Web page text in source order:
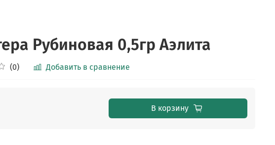
Рубиновая 0,5гр Аэлита
(0) Добавить в сравнение
В корзину